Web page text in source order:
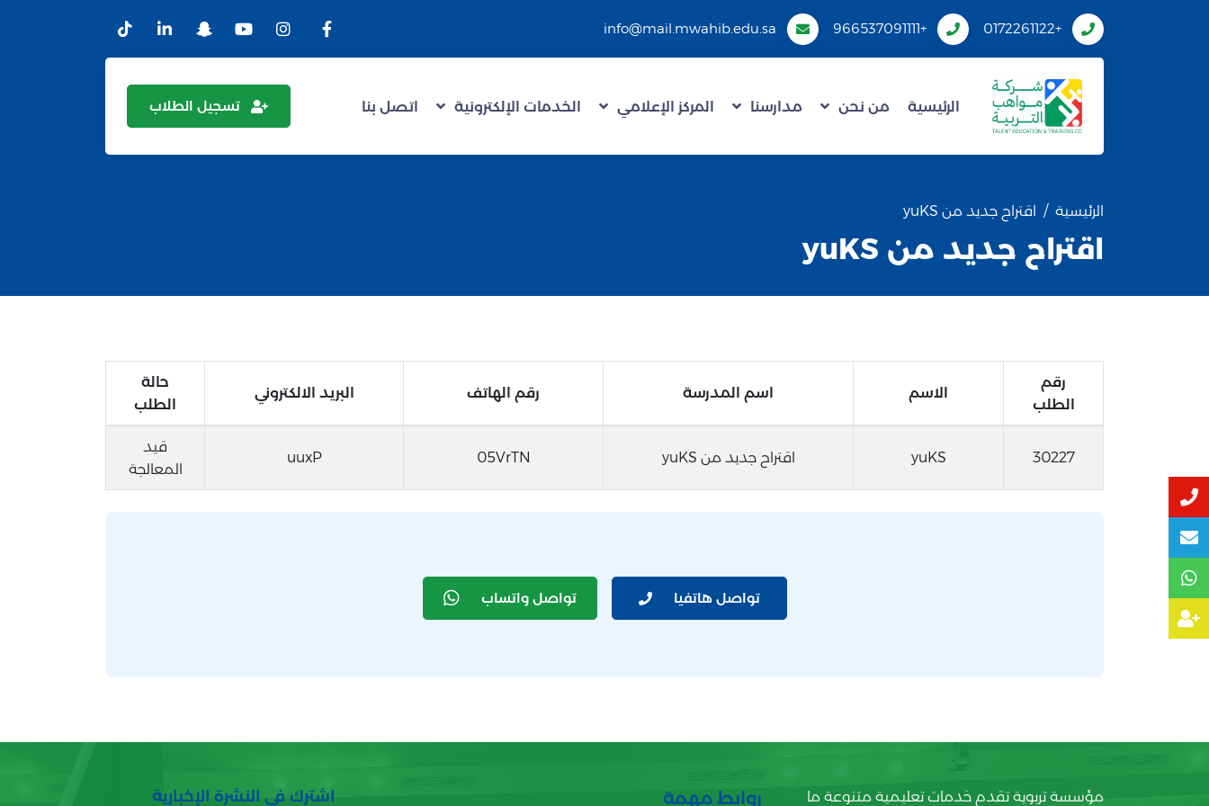
+0172261122
+966537091111
info@mail.mwahib.edu.sa
الرئيسية من نحن مدارسنا المركز الإعلامي الخدمات الإلكترونية اتصل بنا تسجيل الطلاب
الرئيسية اقتراح جديد من yuKS
اقتراح جديد من yuKS
رقم
الطلب
الاسم اسم المدرسة رقم الهاتف البريد الالكتروني
حالة
الطلب
30227
yuKS اقتراح جديد من yuKS 05VrTN
uuxP
قيد
المعالجة
تواصل هاتفيا تواصل واتساب
مؤسسة تربوية تقدم خدمات تعليمية متنوعة ما روابط مهمة اشترك في النشرة الإخبارية